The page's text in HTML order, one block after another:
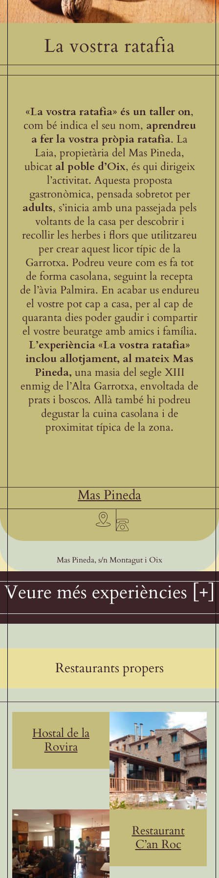
Receptes de la Garrotxa
La vostra ratafia
«La vostra ratafia» és un taller on,
com bé indica el seu nom, aprendreu
a fer la vostra pròpia ratafia. La
Laia, propietària del Mas Pineda,
ubicat al poble d’Oix, és qui dirigeix
l’activitat. Aquesta proposta
gastronòmica, pensada sobretot per
adults, s’inicia amb una passejada pels
voltants de la casa per descobrir i
recollir les herbes i flors que utilitzareu
per crear aquest licor típic de la
Garrotxa. Podreu veure com es fa tot
de forma casolana, seguint la recepta
de l’àvia Palmira. En acabar us endureu
el vostre pot cap a casa, per al cap de
quaranta dies poder gaudir i compartir
el vostre beuratge amb amics i família.
L’experiència «La vostra ratafia»
inclou allotjament, al mateix Mas
Pineda, una masia del segle XIII
enmig de l’Alta Garrotxa, envoltada de
prats i boscos. Allà també hi podreu
degustar la cuina casolana i de
proximitat típica de la zona.
Mas Pineda
Mas Pineda, s/n Montagut i Oix
Veure més experiències [+]
Restaurants propers
Hostal de la
Rovira
Restaurant
C’an Roc